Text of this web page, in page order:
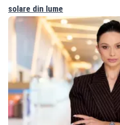
solare din lume